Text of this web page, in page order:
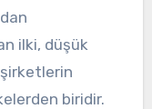
ilki, düşük
biridir.